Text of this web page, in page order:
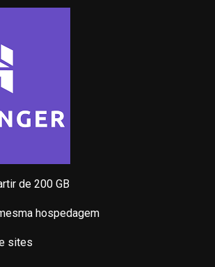
de 200 GB
hospedagem
sites